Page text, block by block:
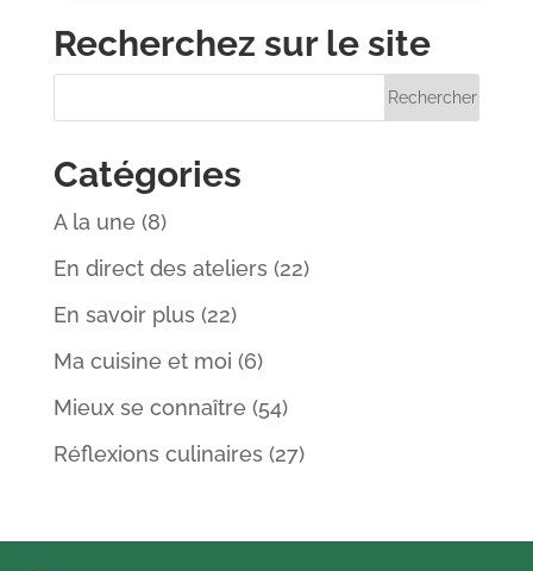
Recherchez sur le site
Catégories
A la une (8)
En direct des ateliers (22)
En savoir plus (22)
Ma cuisine et moi (6)
Mieux se connaître (54)
Réflexions culinaires (27)